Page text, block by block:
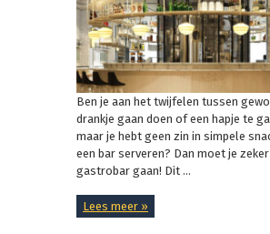
Ben je aan het twijfelen tussen
drankje gaan doen of een hapje te
maar je hebt geen zin in simpele
een bar serveren? Dan moet je
gastrobar gaan! Dit ...
Lees meer »